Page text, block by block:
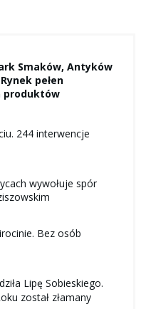
Smaków, Antyków
pełen
produktów
244 interwencje
wywołuje spór
Bez osób
Lipę Sobieskiego.
został złamany